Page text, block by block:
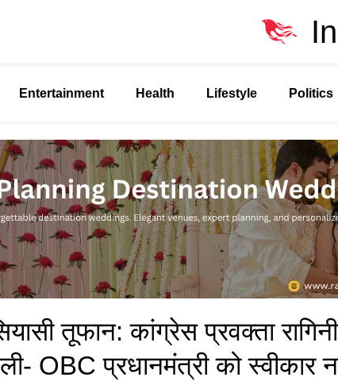
Entertainment Health Lifestyle Politics
तूफान: कांग्रेस प्रवक्ता
OBC प्रधानमंत्री को स्वीकार